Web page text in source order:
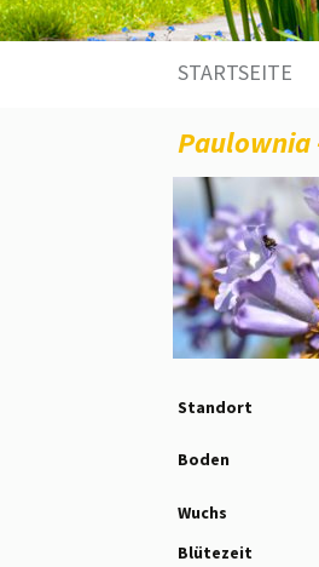
Inhalt
STARTSEITE
Paulownia
Standort
Boden
Wuchs
Blütezeit